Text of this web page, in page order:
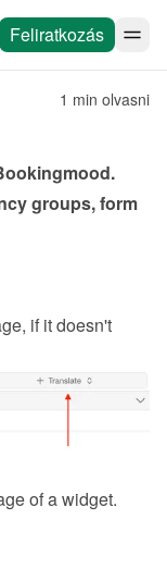
Feliratkozás
1 min olvasni
groups, form
if it doesn't
of a widget.